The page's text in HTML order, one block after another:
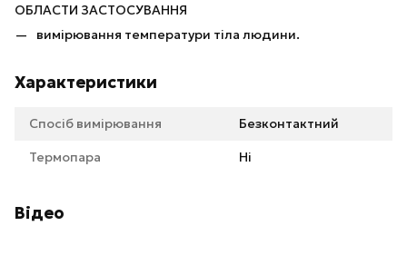
ОБЛАСТИ ЗАСТОСУВАННЯ
вимірювання температури тіла людини.
Характеристики
Спосіб вимірювання Безконтактний
Термопара Ні
Відео